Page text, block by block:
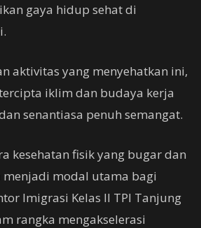
gaya hidup sehat di
aktivitas yang menyehatkan ini,
iklim dan budaya kerja
senantiasa penuh semangat.
kesehatan fisik yang bugar dan
modal utama bagi
Imigrasi Kelas II TPI Tanjung
rangka mengakselerasi